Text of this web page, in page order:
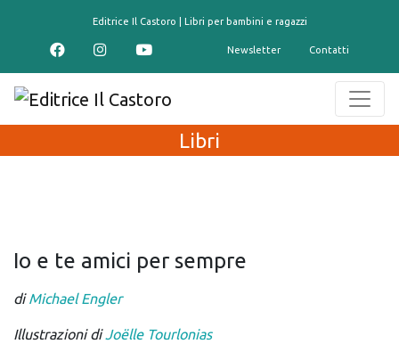
Editrice Il Castoro | Libri per bambini e ragazzi
Newsletter Contatti
Libri
Io e te amici per sempre
diMichael Engler
Illustrazioni diJoëlle Tourlonias